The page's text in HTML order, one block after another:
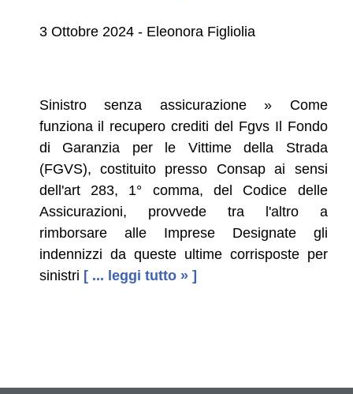
3 Ottobre 2024 - Eleonora Figliolia
Sinistro senza assicurazione » Come
funziona il recupero crediti del Fgvs Il Fondo
di Garanzia per le Vittime della Strada
(FGVS), costituito presso Consap ai sensi
dell'art 283, 1° comma, del Codice delle
Assicurazioni, provvede tra l'altro a
rimborsare alle Imprese Designate gli
indennizzi da queste ultime corrisposte per
sinistri [ ... leggi tutto » ]